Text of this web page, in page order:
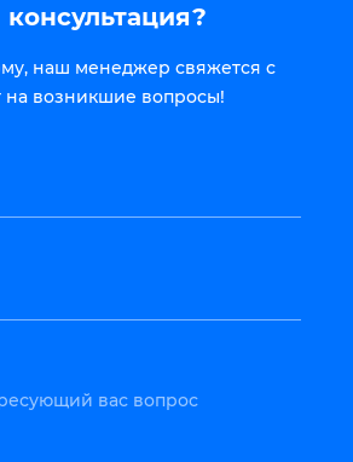
наш менеджер свяжется с
на возникшие вопросы!
вас вопрос